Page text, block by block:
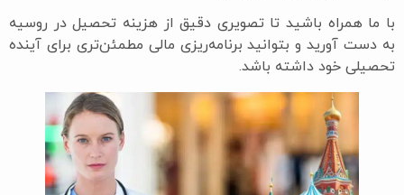
با ما همراه باشید تا تصویری دقیق از هزینه تحصیل در روسیه
به دست آورید و بتوانید برنامه‌ریزی مالی مطمئن‌تری برای آینده
تحصیلی خود داشته باشد.